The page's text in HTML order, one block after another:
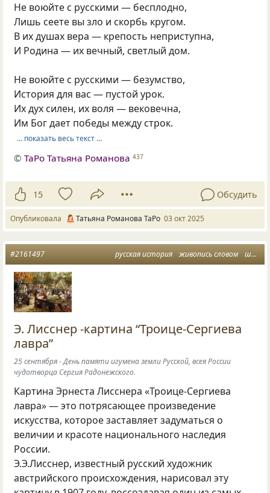
Не воюйте с русскими — бесплодно,
Лишь сеете вы зло и скорбь кругом.
В их душах вера — крепость неприступна,
И Родина — их вечный, светлый дом.
Не воюйте с русскими — безумство,
История для вас — пустой урок.
Их дух силен, их воля — вековечна,
Им Бог дает победы между строк.
… показать весь текст …
©ТаРо Татьяна Романова 437
15 Обсудить
Опубликовала Татьяна Романова ТаРо 03 окт 2025
русская история живопись словом шедевры живописи
#2161497
Э. Лисснер -картина “Троице-Сергиева
лавра”
25 сентября - День памяти игумена земли Русской, всея России
чудотворца Сергия Радонежского.
Картина Эрнеста Лисснера «Троице-Сергиева
лавра» — это потрясающее произведение
искусства, которое заставляет задуматься о
величии и красоте национального наследия
России.
Э.Э.Лисснер, известный русский художник
австрийского происхождения, нарисовал эту